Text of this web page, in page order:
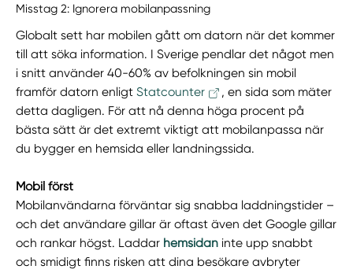
Misstag 2: Ignorera mobilanpassning
Globalt sett har mobilen gått om datorn när det kommer
till att söka information. I Sverige pendlar det något men
i snitt använder 40-60% av befolkningen sin mobil
framför datorn enligtStatcounter
, en sida som mäter
detta dagligen. För att nå denna höga procent på
bästa sätt är det extremt viktigt att mobilanpassa när
du bygger en hemsida eller landningssida.
Mobil först
Mobilanvändarna förväntar sig snabba laddningstider –
och det användare gillar är oftast även det Google gillar
och rankar högst. Laddar hemsidan inte upp snabbt
och smidigt finns risken att dina besökare avbryter